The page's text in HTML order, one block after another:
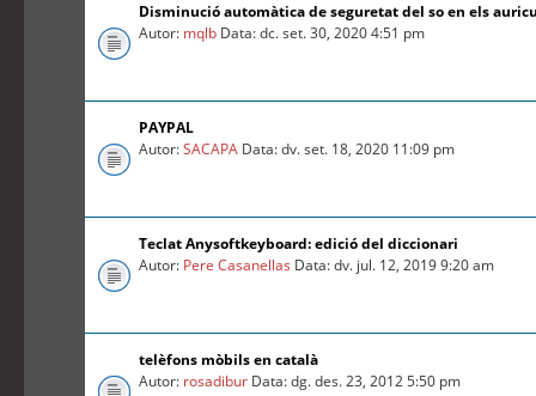
Disminució automàtica de seguretat del so en els
Autor: mqlb Data: dc. set. 30, 2020 4:51 pm
PAYPAL
Autor:SACAPA Data: dv. set. 18, 2020 11:09 pm
Teclat Anysoftkeyboard: edició del diccionari
Autor: Pere Casanellas Data: dv. jul. 12, 2019 9:20 am
telèfons mòbils en català
Autor: rosadibur Data: dg. des. 23, 2012 5:50 pm